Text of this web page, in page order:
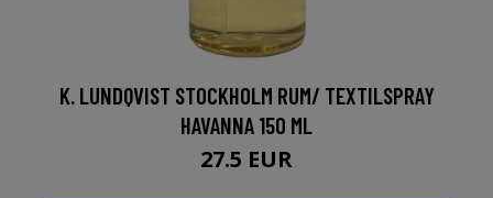
K. LUNDQVIST STOCKHOLM RUM/ TEXTILSPRAY
HAVANNA 150 ML
27.5 EUR